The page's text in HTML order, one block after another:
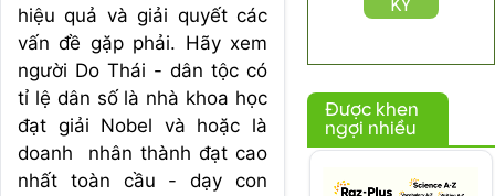
hiệu quả và giải quyết các
vấn đề gặp phải. Hãy xem
người Do Thái - dân tộc có
tỉ lệ dân số là nhà khoa học
đạt giải Nobel và hoặc là
doanh nhân thành đạt cao
nhất toàn cầu - dạy con
Được khen
ngợi nhiều